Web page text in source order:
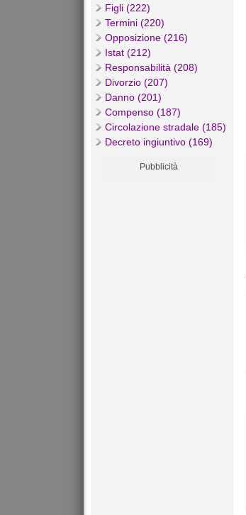
Figli (222)
Termini (220)
Opposizione (216)
Istat (212)
Responsabilità (208)
Divorzio (207)
Danno (201)
Compenso (187)
Circolazione stradale (185)
Decreto ingiuntivo (169)
Pubblicità